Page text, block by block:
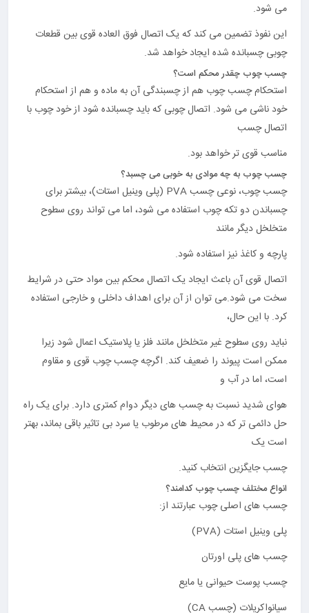
می شود.
این نفوذ تضمین می کند که یک اتصال فوق العاده قوی بین قطعات
چوبی چسبانده شده ایجاد خواهد شد.
چسب چوب چقدر محکم است؟
استحکام چسب چوب هم از چسبندگی آن به ماده و هم از استحکام
خود ناشی می شود. اتصال چوبی که باید چسبانده شود از خود چوب با
اتصال چسب
مناسب قوی تر خواهد بود.
چسب چوب به چه موادی به خوبی می چسبد؟
چسب چوب، نوعی چسب PVA (پلی وینیل استات)، بیشتر برای
چسباندن دو تکه چوب استفاده می شود، اما می تواند روی سطوح
متخلخل دیگر مانند
پارچه و کاغذ نیز استفاده شود.
اتصال قوی آن باعث ایجاد یک اتصال محکم بین مواد حتی در شرایط
سخت می شود.می توان از آن برای اهداف داخلی و خارجی استفاده
کرد. با این حال،
نباید روی سطوح غیر متخلخل مانند فلز یا پلاستیک اعمال شود زیرا
ممکن است پیوند را ضعیف کند. اگرچه چسب چوب قوی و مقاوم
است، اما در آب و
هوای شدید نسبت به چسب های دیگر دوام کمتری دارد. برای یک راه
حل دائمی تر که در محیط های مرطوب یا سرد بی تاثیر باقی بماند، بهتر
است یک
چسب جایگزین انتخاب کنید.
انواع مختلف چسب چوب کدامند؟
چسب های اصلی چوب عبارتند از:
پلی وینیل استات (PVA)
چسب های پلی اورتان
چسب پوست حیوانی یا مایع
سیانواکریلات (چسب CA)